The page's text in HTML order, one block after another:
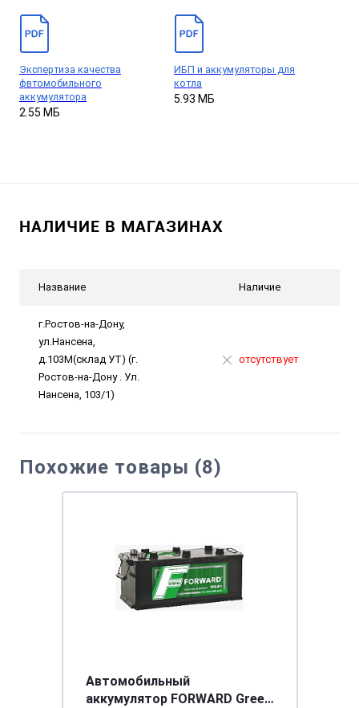
Экспертиза качества
фвтомобильного
аккумулятора
2.55 МБ
ИБП и аккумуляторы для
котла
5.93 МБ
НАЛИЧИЕ В МАГАЗИНАХ
Название Наличие
г.Ростов-на-Дону,
ул.Нансена,
д.103М(склад УТ) (г.
Ростов-на-Дону . Ул.
Нансена, 103/1)
отсутствует
Похожие товары (8)
Автомобильный
аккумулятор FORWARD Green